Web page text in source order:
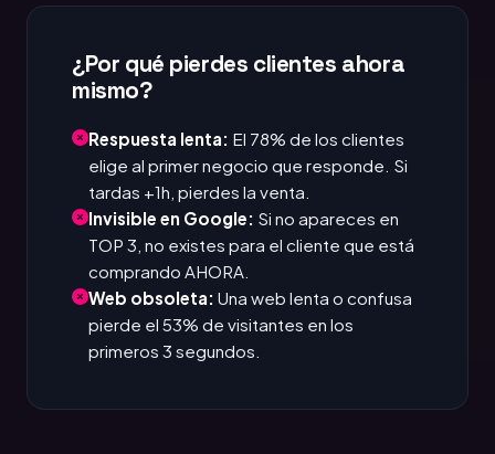
¿Por qué pierdes clientes ahora
mismo?
Respuesta lenta: El 78% de los clientes
elige al primer negocio que responde. Si
tardas +1h, pierdes la venta.
Invisible en Google: Si no apareces en
TOP 3, no existes para el cliente que está
comprando AHORA.
Web obsoleta: Una web lenta o confusa
pierde el 53% de visitantes en los
primeros 3 segundos.